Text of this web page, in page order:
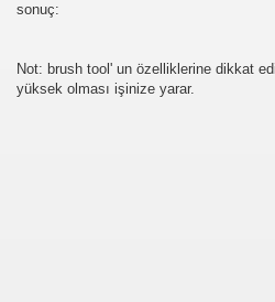
sonuç:
Not: brush tool' un özelliklerine dikkat
yüksek olması işinize yarar.